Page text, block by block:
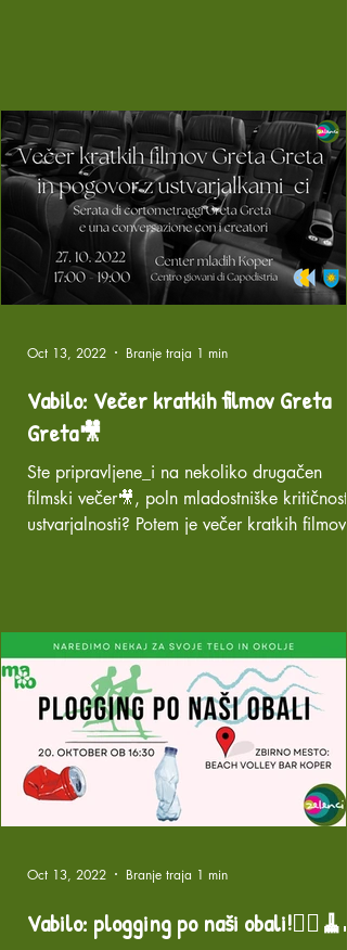
Vabilo: Večer kratkih filmov Greta
Greta🎥
Ste pripravljene_i na nekoliko drugačen
filmski večer🎥, poln mladostniške kritičnosti
ustvarjalnosti? Potem je večer kratkih
Oct 13, 2022 Branje traja 1 min
Vabilo: plogging po naši
Oct 13, 2022 Branje traja 1 min